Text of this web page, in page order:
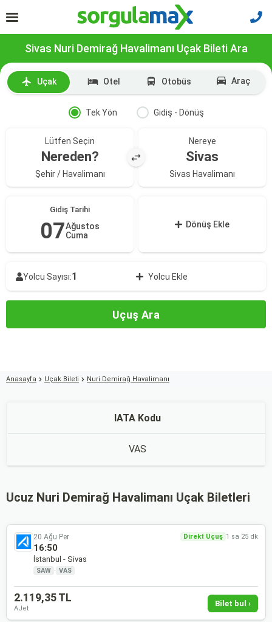
Sivas Nuri Demirağ Havalimanı Uçak Bileti Ara
Uçak Otel Otobüs Araç
Tek Yön Gidiş - Dönüş
Lütfen Seçin
Nereden?
Şehir / Havalimanı
Nereye
Sivas
Sivas Havalimanı
Gidiş Tarihi
07Ağustos
Cuma
Dönüş Ekle
Yolcu Sayısı:1 Yolcu Ekle
Uçuş Ara
Anasayfa Uçak Bileti Nuri Demirağ Havalimanı
IATA Kodu
VAS
Ucuz Nuri Demirağ Havalimanı Uçak Biletleri
20 Ağu Per Direkt Uçuş 1 sa 25 dk
16:50
İstanbul - Sivas
SAW · VAS
2.119,35 TL
AJet
Bilet bul ›